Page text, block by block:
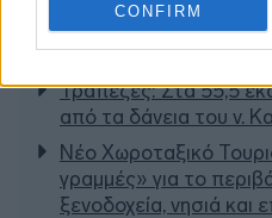
CONFIRM
Διαβάζονται αυτή τη
Τράπεζες: Στα 55,5
από τα δάνεια του ν.
Νέο Χωροταξικό
γραμμές» για το
ξενοδοχεία, νησιά και